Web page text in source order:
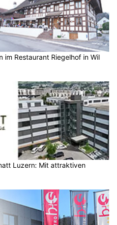
im Restaurant Riegelhof in Wil
Luzern: Mit attraktiven